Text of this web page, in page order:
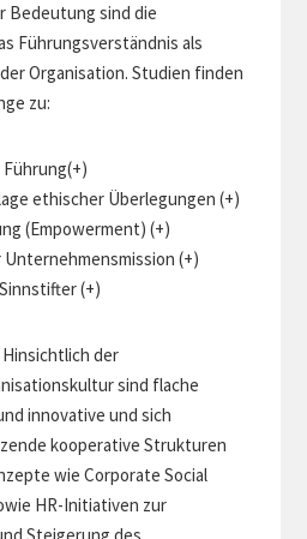
Bedeutung sind die
Führungsverständnis als
Organisation. Studien finden
zu:
ethischer Überlegungen (+)
(Empowerment) (+)
(+)
(+)
Hinsichtlich der
sind flache
innovative und sich
kooperative Strukturen
wie Corporate Social
HR-Initiativen zur